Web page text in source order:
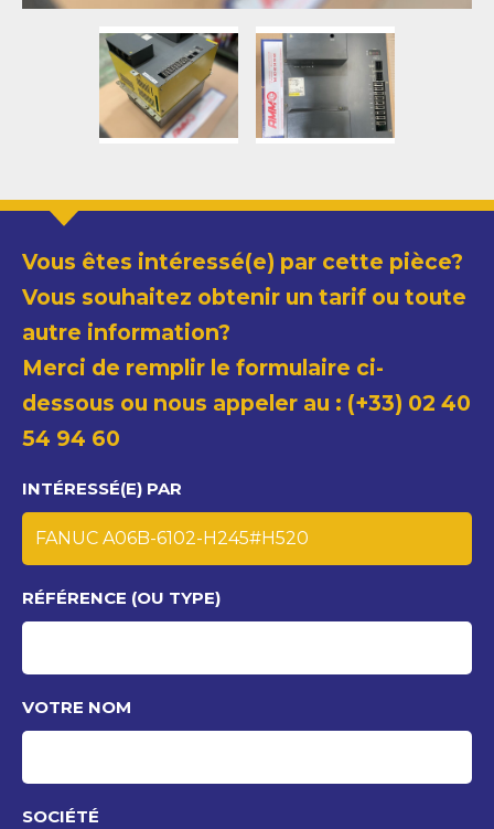
Vous êtes intéressé(e) par cette pièce?
Vous souhaitez obtenir un tarif ou toute
autre information?
Merci de remplir le formulaire ci-
dessous ou nous appeler au : (+33) 02 40
54 94 60
INTÉRESSÉ(E) PAR
RÉFÉRENCE (OU TYPE)
VOTRE NOM
SOCIÉTÉ